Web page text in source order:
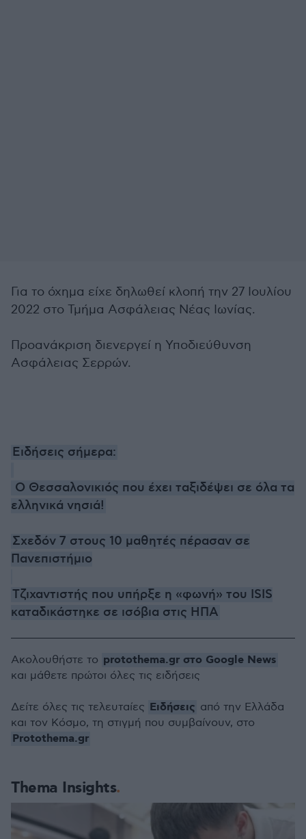
Για το όχημα είχε δηλωθεί κλοπή την 27 Ιουλίου
2022 στο Τμήμα Ασφάλειας Νέας Ιωνίας.
Προανάκριση διενεργεί η Υποδιεύθυνση
Ασφάλειας Σερρών.
Ειδήσεις σήμερα:
Ο Θεσσαλονικιός που έχει ταξιδέψει σε όλα τα
ελληνικά νησιά!
Σχεδόν 7 στους 10 μαθητές πέρασαν σε
Πανεπιστήμιο
Τζιχαντιστής που υπήρξε η «φωνή» του ISIS
καταδικάστηκε σε ισόβια στις ΗΠΑ
Thema Insights
Ακολουθήστε το protothema.gr στο Google News
και μάθετε πρώτοι όλες τις ειδήσεις
Δείτε όλες τις τελευταίες Ειδήσεις από την Ελλάδα
και τον Κόσμο, τη στιγμή που συμβαίνουν, στο
Protothema.gr